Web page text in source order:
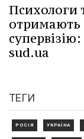
Психологи
отримають
sud.ua
ТЕГИ
РОСІЯ УКРАЇНА